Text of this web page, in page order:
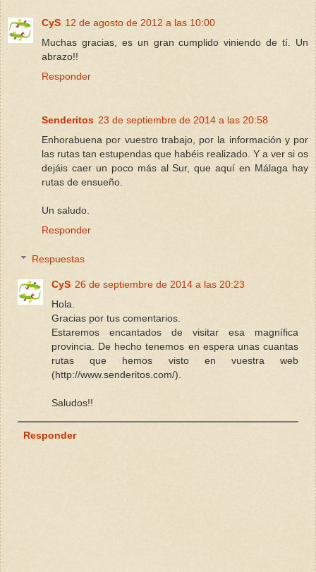
CyS 12 de agosto de 2012 a las 10:00
Muchas gracias, es un gran cumplido viniendo de tí. Un
abrazo!!
Responder
Senderitos 23 de septiembre de 2014 a las 20:58
Enhorabuena por vuestro trabajo, por la información y por
las rutas tan estupendas que habéis realizado. Y a ver si os
dejáis caer un poco más al Sur, que aquí en Málaga hay
rutas de ensueño.
Un saludo.
Responder
Respuestas
CyS 26 de septiembre de 2014 a las 20:23
Hola.
Gracias por tus comentarios.
Estaremos encantados de visitar esa magnífica
provincia. De hecho tenemos en espera unas cuantas
rutas que hemos visto en vuestra web
(http://www.senderitos.com/).
Saludos!!
Responder